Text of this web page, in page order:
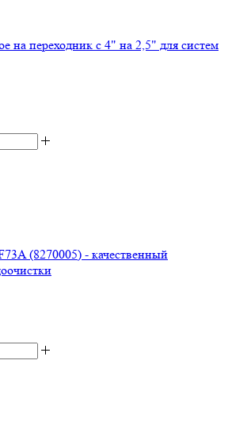
на переходник с 4" на 2,5" для систем
(8270005) - качественный